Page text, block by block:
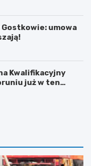
umowa
Kwalifikacyjny
już w ten